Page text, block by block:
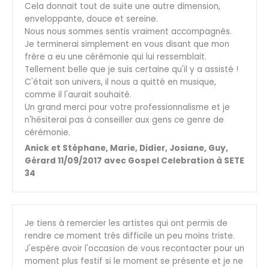
Cela donnait tout de suite une autre dimension,
enveloppante, douce et sereine.
Nous nous sommes sentis vraiment accompagnés.
Je terminerai simplement en vous disant que mon
frère a eu une cérémonie qui lui ressemblait.
Tellement belle que je suis certaine qu'il y a assisté !
C'était son univers, il nous a quitté en musique,
comme il l'aurait souhaité.
Un grand merci pour votre professionnalisme et je
n'hésiterai pas à conseiller aux gens ce genre de
cérémonie.
Anick et Stéphane, Marie, Didier, Josiane, Guy,
Gérard 11/09/2017 avec Gospel Celebration à SETE
34
Je tiens à remercier les artistes qui ont permis de
rendre ce moment très difficile un peu moins triste.
J'espère avoir l'occasion de vous recontacter pour un
moment plus festif si le moment se présente et je ne